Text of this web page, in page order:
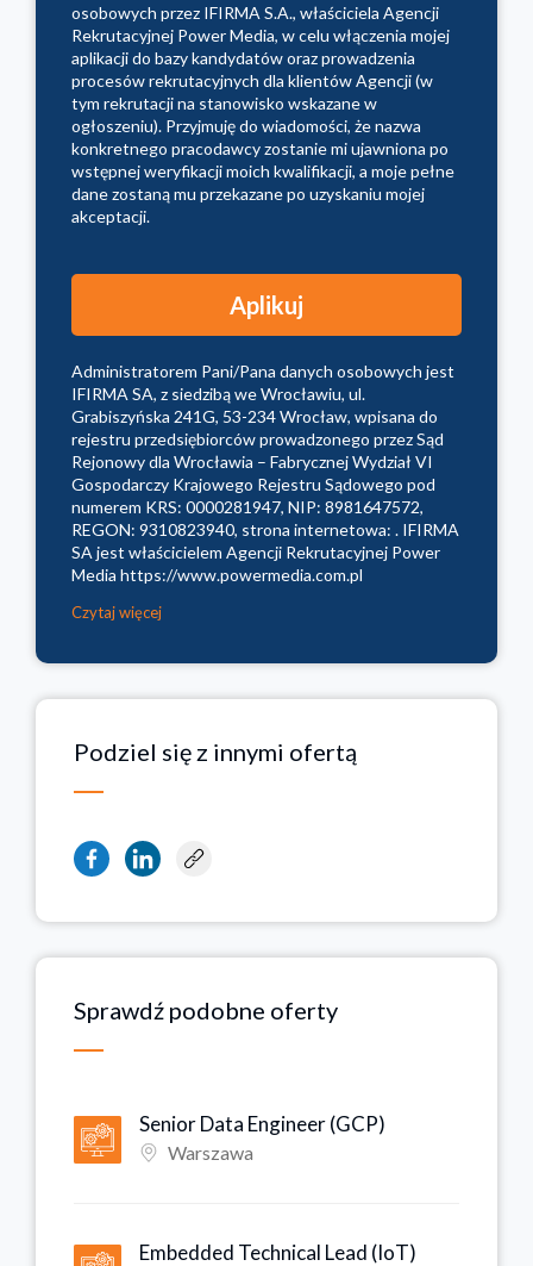
osobowych przez IFIRMA S.A., właściciela Agencji
Rekrutacyjnej Power Media, w celu włączenia mojej
aplikacji do bazy kandydatów oraz prowadzenia
procesów rekrutacyjnych dla klientów Agencji (w
tym rekrutacji na stanowisko wskazane w
ogłoszeniu). Przyjmuję do wiadomości, że nazwa
konkretnego pracodawcy zostanie mi ujawniona po
wstępnej weryfikacji moich kwalifikacji, a moje pełne
dane zostaną mu przekazane po uzyskaniu mojej
akceptacji.
Administratorem Pani/Pana danych osobowych jest
IFIRMA SA, z siedzibą we Wrocławiu, ul.
Grabiszyńska 241G, 53-234 Wrocław, wpisana do
rejestru przedsiębiorców prowadzonego przez Sąd
Rejonowy dla Wrocławia – Fabrycznej Wydział VI
Gospodarczy Krajowego Rejestru Sądowego pod
numerem KRS: 0000281947, NIP: 8981647572,
REGON: 9310823940, strona internetowa: . IFIRMA
SA jest właścicielem Agencji Rekrutacyjnej Power
Media https://www.powermedia.com.pl
Czytaj więcej
Podziel się z innymi ofertą
Sprawdź podobne oferty
Senior Data Engineer (GCP)
Warszawa
Embedded Technical Lead (IoT)